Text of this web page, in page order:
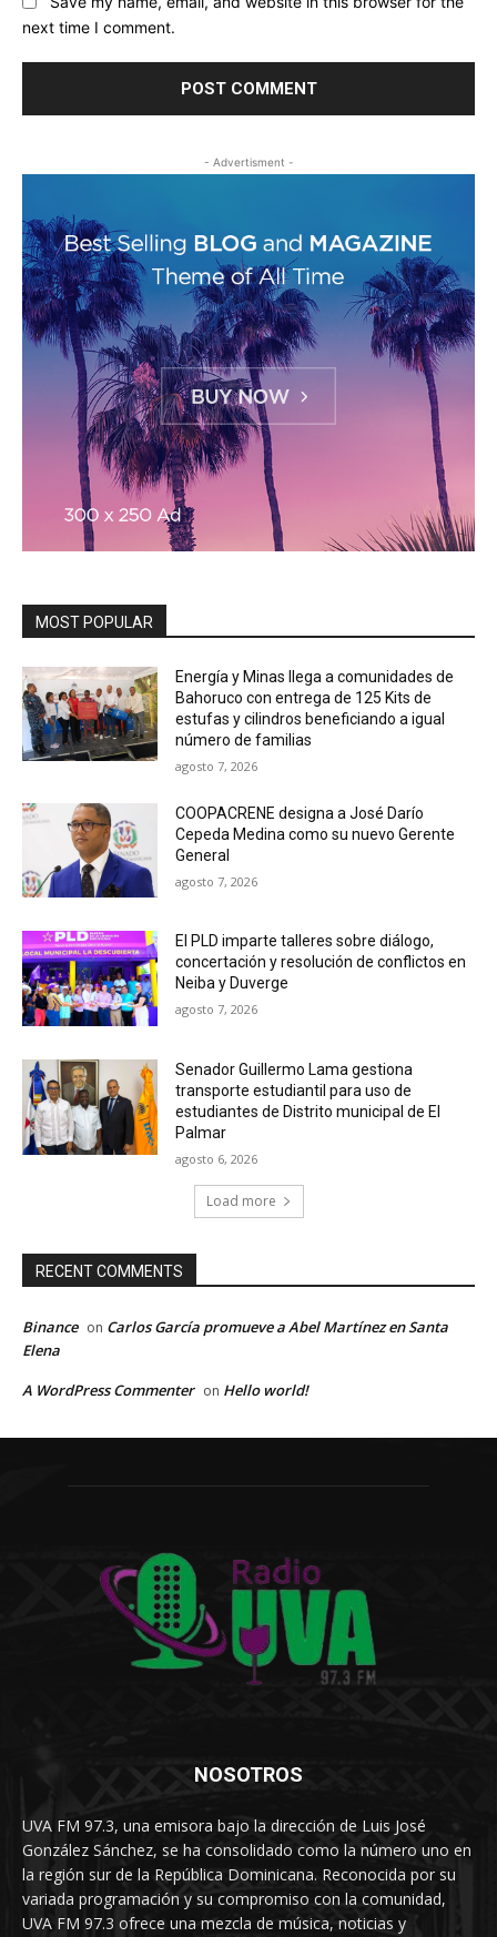
next time I comment.
- Advertisment -
MOST POPULAR
Energía y Minas llega a comunidades de
Bahoruco con entrega de 125 Kits de
estufas y cilindros beneficiando a igual
número de familias
agosto 7, 2026
COOPACRENE designa a José Darío
Cepeda Medina como su nuevo Gerente
General
agosto 7, 2026
El PLD imparte talleres sobre diálogo,
concertación y resolución de conflictos en
Neiba y Duverge
agosto 7, 2026
Senador Guillermo Lama gestiona
transporte estudiantil para uso de
estudiantes de Distrito municipal de El
Palmar
agosto 6, 2026
Load more
RECENT COMMENTS
Binance on Carlos García promueve a Abel Martínez en Santa
Elena
A WordPress Commenter on Hello world!
NOSOTROS
UVA FM 97.3, una emisora bajo la dirección de Luis José
González Sánchez, se ha consolidado como la número uno en
la región sur de la República Dominicana. Reconocida por su
variada programación y su compromiso con la comunidad,
UVA FM 97.3 ofrece una mezcla de música, noticias y